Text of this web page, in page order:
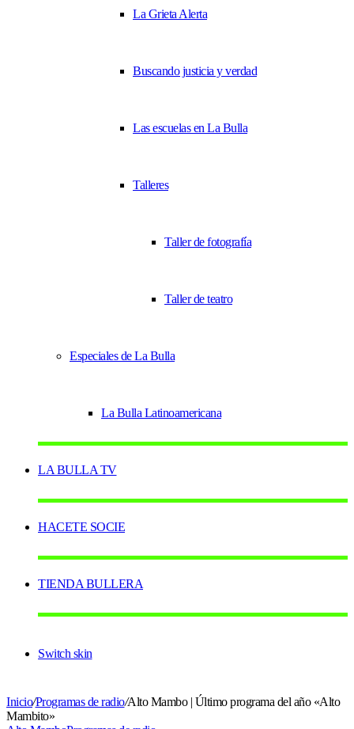
La Grieta Alerta
Buscando justicia y verdad
Las escuelas en La Bulla
Talleres
Taller de fotografía
Taller de teatro
Especiales de La Bulla
La Bulla Latinoamericana
LA BULLA TV
HACETE SOCIE
TIENDA BULLERA
Switch skin
Inicio/Programas de radio/Alto Mambo | Último programa del año «Alto
Mambito»